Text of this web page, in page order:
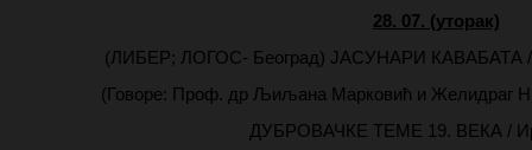
28. 07. (уторак)
(ЛИБЕР; ЛОГОС- Београд) ЈАСУНАРИ КАВАБАТА /
(Говоре: Проф. др Љиљана Марковић и Желидраг
ДУБРОВАЧКЕ ТЕМЕ 19. ВЕКА /